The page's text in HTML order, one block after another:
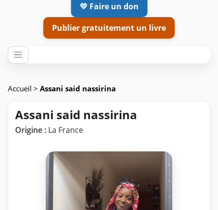
💛 Faire un don
Publier gratuitement un livre
Accueil > Assani said nassirina
Assani said nassirina
Origine : La France